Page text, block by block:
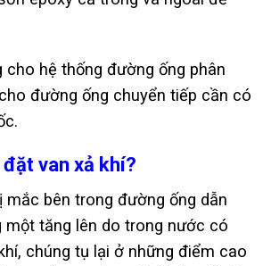
cho hệ thống đường ống phân
đường ống chuyển tiếp cần có
van xả khí?
mắc bên trong đường ống dẫn
một tăng lên do trong nước có
chúng tụ lại ở những điểm cao